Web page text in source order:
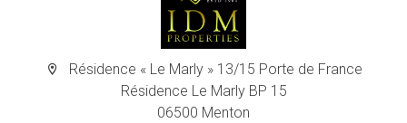
Résidence « Le Marly » 13/15 Porte de France
Résidence Le Marly BP 15
06500 Menton